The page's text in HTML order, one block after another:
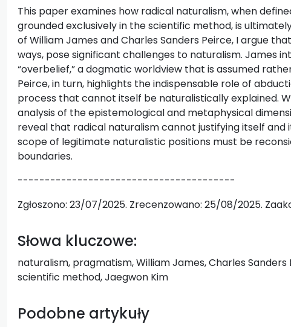
This paper examines how radical naturalism, when
grounded exclusively in the scientific method, is
of William James and Charles Sanders Peirce, I argue
ways, pose significant challenges to naturalism. James
“overbelief,” a dogmatic worldview that is assumed
Peirce, in turn, highlights the indispensable role of
process that cannot itself be naturalistically explained.
analysis of the epistemological and metaphysical
reveal that radical naturalism cannot justifying itself and
scope of legitimate naturalistic positions must be
boundaries.
----------------------------------------
Zgłoszono: 23/07/2025. Zrecenzowano: 25/08/2025.
Słowa kluczowe:
naturalism, pragmatism, William James, Charles
scientific method, Jaegwon Kim
Podobne artykuły